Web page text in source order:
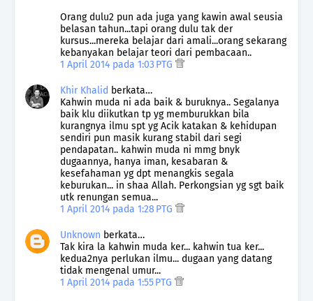
Orang dulu2 pun ada juga yang kawin awal seusia
belasan tahun...tapi orang dulu tak der
kursus...mereka belajar dari amali...orang sekarang
kebanyakan belajar teori dari pembacaan..
1 April 2014 pada 1:03 PTG
Khir Khalid berkata…
Kahwin muda ni ada baik & buruknya.. Segalanya
baik klu diikutkan tp yg memburukkan bila
kurangnya ilmu spt yg Acik katakan & kehidupan
sendiri pun masik kurang stabil dari segi
pendapatan.. kahwin muda ni mmg bnyk
dugaannya, hanya iman, kesabaran &
kesefahaman yg dpt menangkis segala
keburukan... in shaa Allah. Perkongsian yg sgt baik
utk renungan semua...
1 April 2014 pada 1:28 PTG
Unknown berkata…
Tak kira la kahwin muda ker... kahwin tua ker...
kedua2nya perlukan ilmu... dugaan yang datang
tidak mengenal umur...
1 April 2014 pada 1:55 PTG